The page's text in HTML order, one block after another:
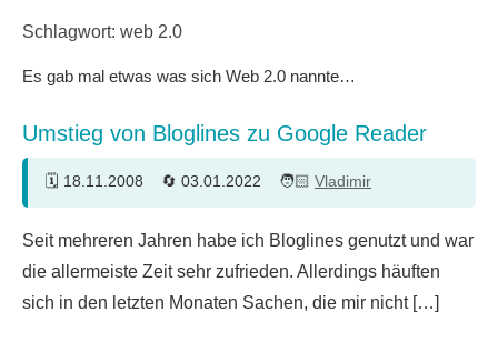
Schlagwort: web 2.0
Es gab mal etwas was sich Web 2.0 nannte…
Umstieg von Bloglines zu Google Reader
18.11.2008 03.01.2022 Vladimir
Kommentare
Seit mehreren Jahren habe ich Bloglines genutzt und war
die allermeiste Zeit sehr zufrieden. Allerdings häuften
sich in den letzten Monaten Sachen, die mir nicht […]